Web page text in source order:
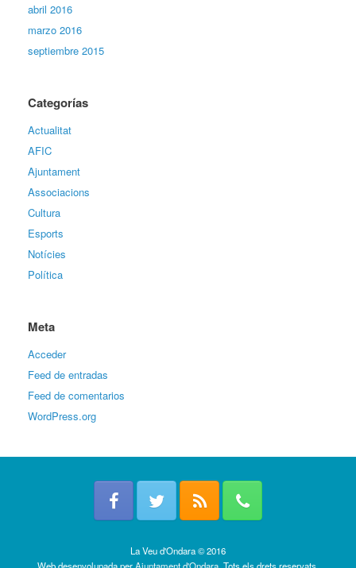
abril 2016
marzo 2016
septiembre 2015
Categorías
Actualitat
AFIC
Ajuntament
Associacions
Cultura
Esports
Notícies
Política
Meta
Acceder
Feed de entradas
Feed de comentarios
WordPress.org
La Veu d'Ondara © 2016
Web desenvolupada per Ajuntament d'Ondara . Tots els drets reservats.